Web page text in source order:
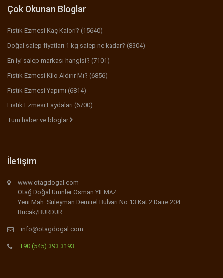
Çok Okunan Bloglar
Fıstık Ezmesi Kaç Kalori? (15640)
Doğal salep fiyatları 1 kg salep ne kadar? (8304)
En iyi salep markası hangisi? (7101)
Fıstık Ezmesi Kilo Aldırır Mı? (6856)
Fıstık Ezmesi Yapımı (6814)
Fıstık Ezmesi Faydaları (6700)
Tüm haber ve bloglar
İletişim
www.otagdogal.com
Otağ Doğal Ürünler Osman YILMAZ
Yeni Mah. Süleyman Demirel Bulvarı No:13 Kat:2 Daire:204
Bucak/BURDUR
info@otagdogal.com
+90 (545) 393 3193